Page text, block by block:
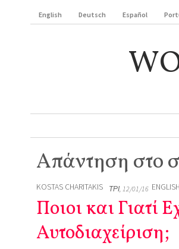
English Deutsch Español
Απάντηση στο
KOSTAS CHARITAKIS ΤΡΊ, 12/01/16 ENGLISH
Ποιοι και Γιατί
Αυτοδιαχείριση;